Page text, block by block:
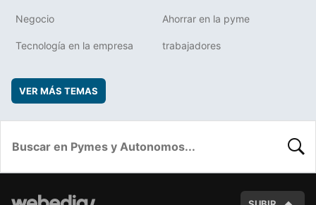
Negocio Ahorrar en la pyme
Tecnología en la empresa trabajadores
VER MÁS TEMAS